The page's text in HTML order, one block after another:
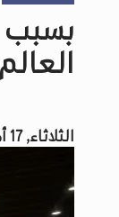
بسبب
العالم
الثلاثاء, 17 أكتوبر - 2023